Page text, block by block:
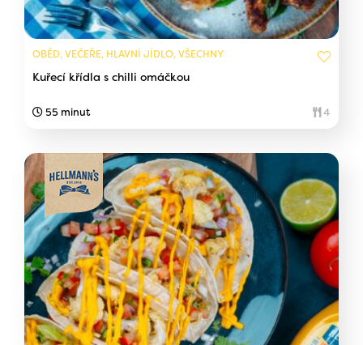
OBĚD, VEČEŘE, HLAVNÍ JÍDLO, VŠECHNY
Kuřecí křídla s chilli omáčkou
55 minut 4